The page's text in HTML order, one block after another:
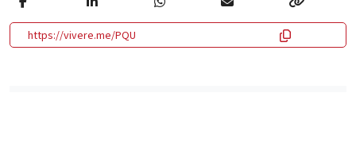
https://vivere.me/PQU